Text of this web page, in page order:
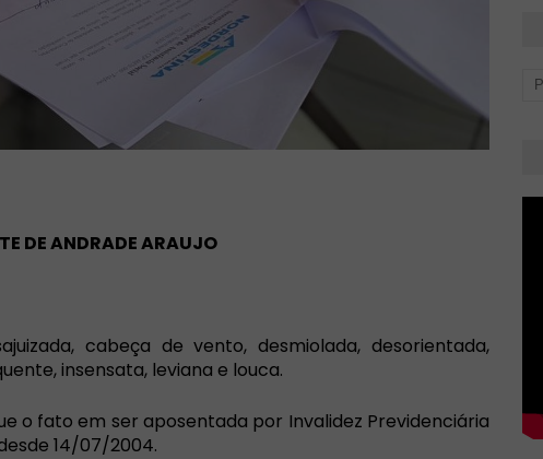
DE ANDRADE ARAUJO
cabeça de vento, desmiolada, desorientada,
insensata, leviana e louca.
o fato em ser aposentada por Invalidez Previdenciária
14/07/2004.